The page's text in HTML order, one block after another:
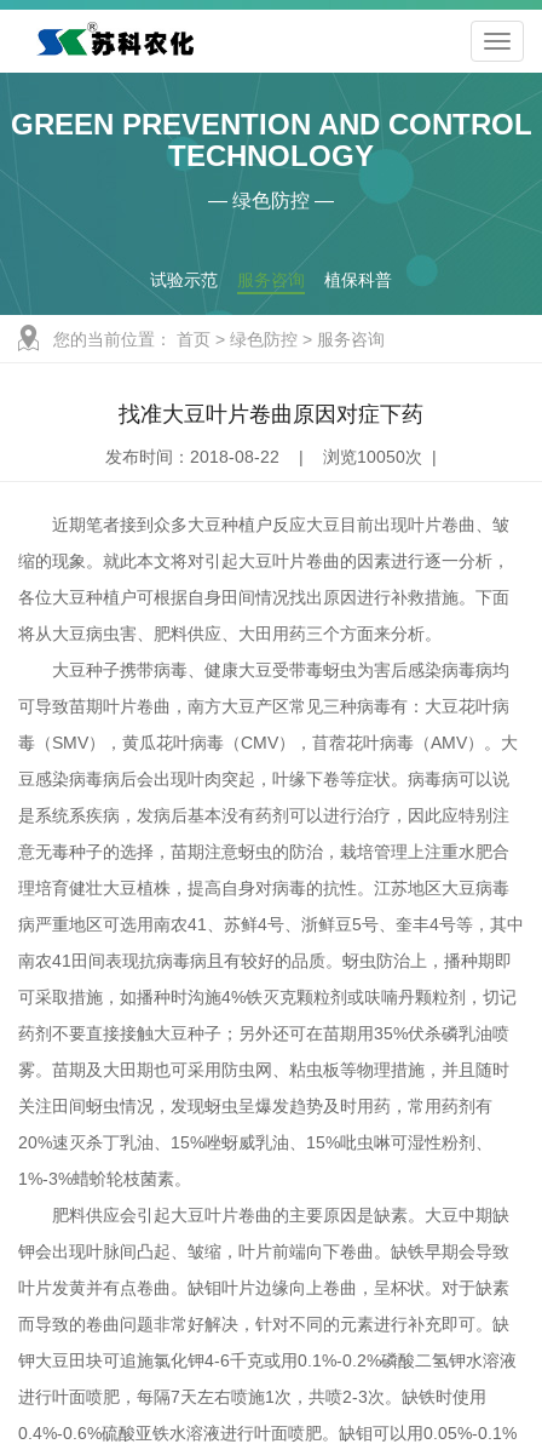
GREEN PREVENTION AND CONTROL
TECHNOLOGY
— 绿色防控 —
试验示范 服务咨询 植保科普
您的当前位置： 首页 > 绿色防控 > 服务咨询
找准大豆叶片卷曲原因对症下药
发布时间：2018-08-22 | 浏览10050次 |
近期笔者接到众多大豆种植户反应大豆目前出现叶片卷曲、皱
缩的现象。就此本文将对引起大豆叶片卷曲的因素进行逐一分析，
各位大豆种植户可根据自身田间情况找出原因进行补救措施。下面
将从大豆病虫害、肥料供应、大田用药三个方面来分析。
大豆种子携带病毒、健康大豆受带毒蚜虫为害后感染病毒病均
可导致苗期叶片卷曲，南方大豆产区常见三种病毒有：大豆花叶病
毒（SMV），黄瓜花叶病毒（CMV），苜蓿花叶病毒（AMV）。大
豆感染病毒病后会出现叶肉突起，叶缘下卷等症状。病毒病可以说
是系统系疾病，发病后基本没有药剂可以进行治疗，因此应特别注
意无毒种子的选择，苗期注意蚜虫的防治，栽培管理上注重水肥合
理培育健壮大豆植株，提高自身对病毒的抗性。江苏地区大豆病毒
病严重地区可选用南农41 、苏鲜4号、浙鲜豆5号、奎丰4号等，其中
南农41 田间表现抗病毒病且有较好的品质。蚜虫防治上，播种期即
可采取措施，如播种时沟施4%铁灭克颗粒剂或呋喃丹颗粒剂，切记
药剂不要直接接触大豆种子；另外还可在苗期用35%伏杀磷乳油喷
雾。苗期及大田期也可采用防虫网、粘虫板等物理措施，并且随时
关注田间蚜虫情况，发现蚜虫呈爆发趋势及时用药，常用药剂有
20%速灭杀丁乳油、 15%唑蚜威乳油、 15%吡虫啉可湿性粉剂、
1%-3%蜡蚧轮枝菌素。
肥料供应会引起大豆叶片卷曲的主要原因是缺素。大豆中期缺
钾会出现叶脉间凸起、皱缩，叶片前端向下卷曲。缺铁早期会导致
叶片发黄并有点卷曲。缺钼叶片边缘向上卷曲，呈杯状。对于缺素
而导致的卷曲问题非常好解决，针对不同的元素进行补充即可。缺
钾大豆田块可追施氯化钾4-6千克或用0.1%-0.2%磷酸二氢钾水溶液
进行叶面喷肥，每隔7天左右喷施1 次，共喷2-3次。缺铁时使用
0.4%-0.6%硫酸亚铁水溶液进行叶面喷肥。缺钼可以用0.05%-0.1%